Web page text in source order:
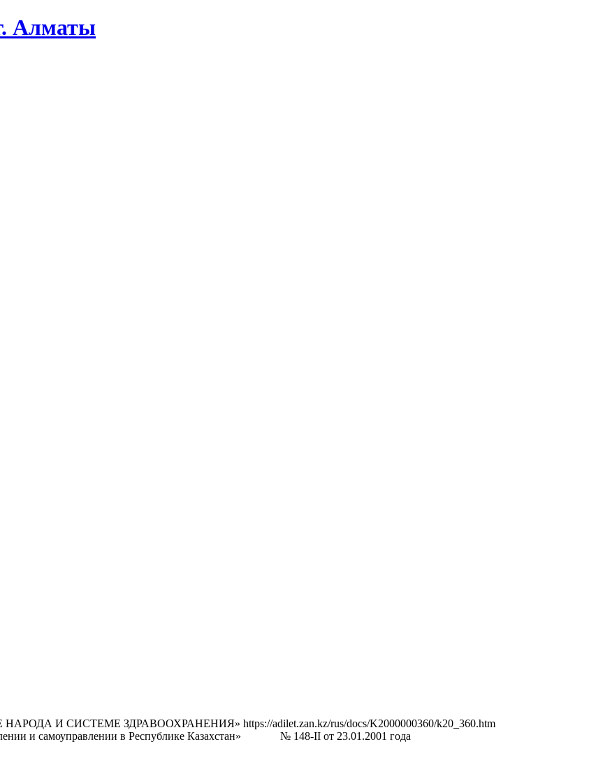
Алматы
НАРОДА И СИСТЕМЕ ЗДРАВООХРАНЕНИЯ» https://adilet.zan.kz/rus/docs/K2000000360/k20_360.htm
и самоуправлении в Республике Казахстан» № 148-II от 23.01.2001 года